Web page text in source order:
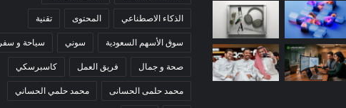
الذكاء الاصطناعي المحتوى تقنية
سوق الأسهم السعودية سوني سياحة و سفر
صحة و جمال فريق العمل كاسبرسكي
محمد حلمى الحسانى محمد حلمي الحساني